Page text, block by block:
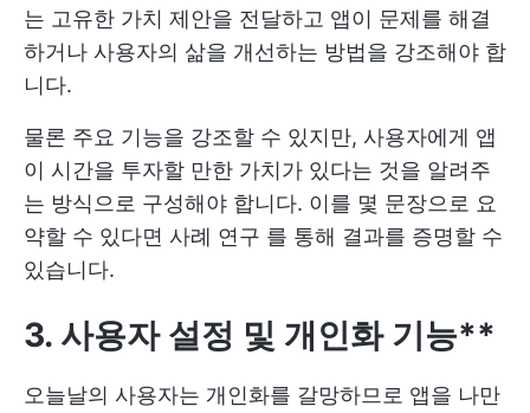
는 고유한 가치 제안을 전달하고 앱이 문제를 해결
하거나 사용자의 삶을 개선하는 방법을 강조해야 합
니다.
물론 주요 기능을 강조할 수 있지만, 사용자에게 앱
이 시간을 투자할 만한 가치가 있다는 것을 알려주
는 방식으로 구성해야 합니다. 이를 몇 문장으로 요
약할 수 있다면 사례 연구 를 통해 결과를 증명할 수
있습니다.
3. 사용자 설정 및 개인화 기능**
오늘날의 사용자는 개인화를 갈망하므로 앱을 나만